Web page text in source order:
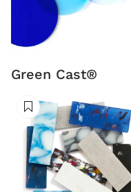
Green Cast®
Suivre